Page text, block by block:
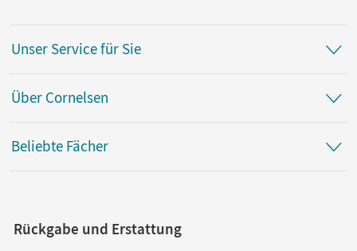
Unser Service für Sie
Über Cornelsen
Beliebte Fächer
Rückgabe und Erstattung